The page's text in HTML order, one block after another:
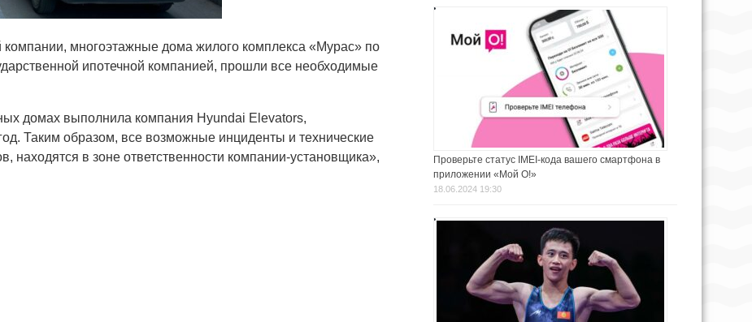
компании, многоэтажные дома жилого комплекса «Мурас» по
ипотечной компанией, прошли все необходимые
домах выполнила компания Hyundai Elevators,
Таким образом, все возможные инциденты и технические
находятся в зоне ответственности компании-установщика»,
Проверьте статус IMEI-кода вашего смартфона в
приложении «Мой О!»
18.06.2024 19:30